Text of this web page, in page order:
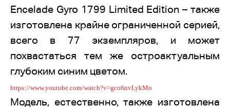
Encelade Gyro 1799 Limited Edition – также
изготовлена крайне ограниченной серией,
всего в 77 экземпляров, и может
похвастаться тем же остроактуальным
глубоким синим цветом.
https://www.youtube.com/watch?v=gco6nvLykMo
Модель, естественно, также изготовлена